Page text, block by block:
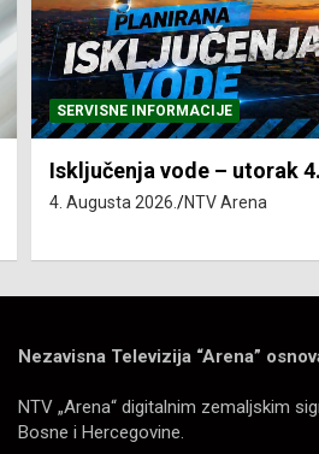
SERVISNE INFORMACIJE
Isključenja vode – utorak
4. Augusta 2026. NTV Arena
Nezavisna Televizija “Arena”
NTV „Arena“ digitalnim zemaljskim
Bosne i Hercegovine.